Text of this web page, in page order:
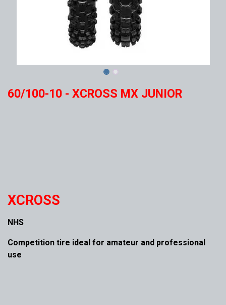
60/100-10 - XCROSS MX JUNIOR
XCROSS
NHS
Competition tire ideal for amateur and professional
use